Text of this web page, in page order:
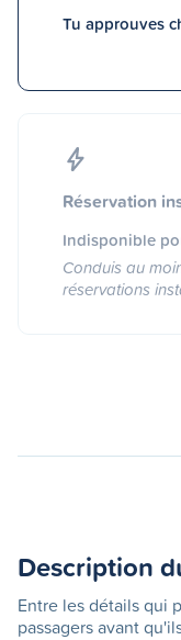
Tu approuves
Réservation
Indisponible
Conduis au
réservations
Description
Entre les détails qui
passagers avant